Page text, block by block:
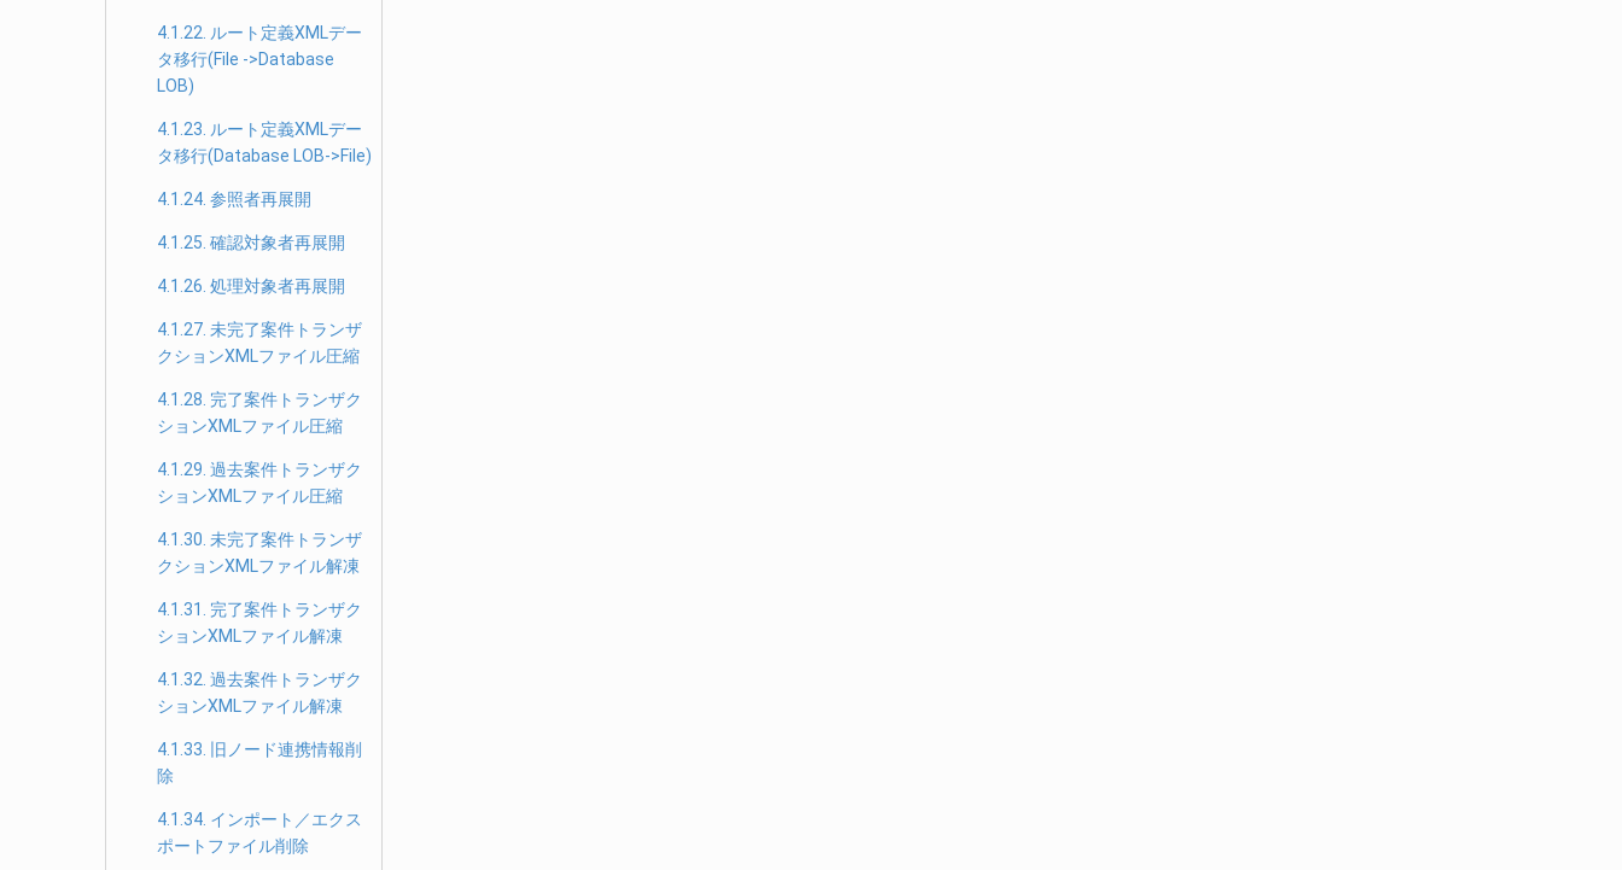
4.1.22. ルート定義XMLデー
タ移行(File ->Database
LOB)
4.1.23. ルート定義XMLデー
タ移行(Database LOB->File)
4.1.24. 参照者再展開
4.1.25. 確認対象者再展開
4.1.26. 処理対象者再展開
4.1.27. 未完了案件トランザ
クションXMLファイル圧縮
4.1.28. 完了案件トランザク
ションXMLファイル圧縮
4.1.29. 過去案件トランザク
ションXMLファイル圧縮
4.1.30. 未完了案件トランザ
クションXMLファイル解凍
4.1.31. 完了案件トランザク
ションXMLファイル解凍
4.1.32. 過去案件トランザク
ションXMLファイル解凍
4.1.33. 旧ノード連携情報削
除
4.1.34. インポート／エクス
ポートファイル削除